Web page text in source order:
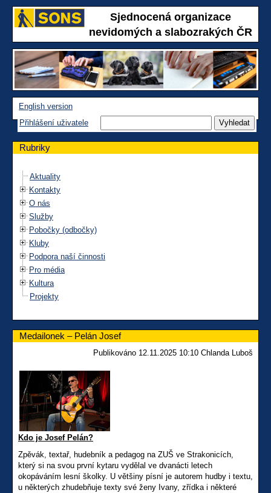
Sjednocená organizace
nevidomých a slabozrakých ČR
English version
Přihlášení uživatele
Rubriky
Aktuality
Kontakty
O nás
Služby
Pobočky (odbočky)
Kluby
Podpora naší činnosti
Pro média
Kultura
Projekty
Medailonek – Pelán Josef
Publikováno 12.11.2025 10:10 Chlanda Luboš
Kdo je Josef Pelán?
Zpěvák, textař, hudebník a pedagog na ZUŠ ve Strakonicích,
který si na svou první kytaru vydělal ve dvanácti letech
okopáváním lesní školky. U většiny písní je autorem hudby i textu,
u některých zhudebňuje texty své ženy Ivany, zřídka i některé